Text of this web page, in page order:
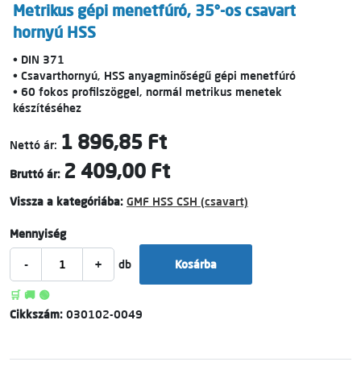
Metrikus gépi menetfúró, 35°-os csavart
hornyú HSS
• DIN 371
• Csavarthornyú, HSS anyagminőségű gépi menetfúró
• 60 fokos profilszöggel, normál metrikus menetek
készítéséhez
Nettó ár: 1 896,85 Ft
Bruttó ár: 2 409,00 Ft
Vissza a kategóriába: GMF HSS CSH (csavart)
Mennyiség
- + db Kosárba
🛒 🚚 🟢
Cikkszám: 030102-0049